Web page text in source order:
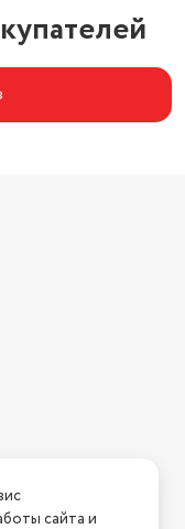
сайта и